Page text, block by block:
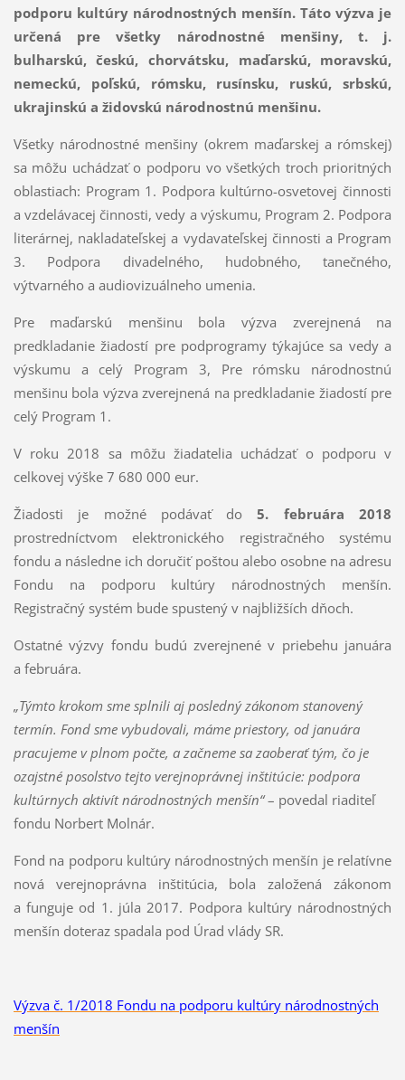
podporu kultúry národnostných menšín. Táto výzva je
určená pre všetky národnostné menšiny, t. j.
bulharskú, českú, chorvátsku, maďarskú, moravskú,
nemeckú, poľskú, rómsku, rusínsku, ruskú, srbskú,
ukrajinskú a židovskú národnostnú menšinu.
Všetky národnostné menšiny (okrem maďarskej a rómskej)
sa môžu uchádzať o podporu vo všetkých troch prioritných
oblastiach: Program 1. Podpora kultúrno-osvetovej činnosti
a vzdelávacej činnosti, vedy a výskumu, Program 2. Podpora
literárnej, nakladateľskej a vydavateľskej činnosti a Program
3. Podpora divadelného, hudobného, tanečného,
výtvarného a audiovizuálneho umenia.
Pre maďarskú menšinu bola výzva zverejnená na
predkladanie žiadostí pre podprogramy týkajúce sa vedy a
výskumu a celý Program 3, Pre rómsku národnostnú
menšinu bola výzva zverejnená na predkladanie žiadostí pre
celý Program 1.
V roku 2018 sa môžu žiadatelia uchádzať o podporu v
celkovej výške 7 680 000 eur.
Žiadosti je možné podávať do5. februára 2018
prostredníctvom elektronického registračného systému
fondu a následne ich doručiť poštou alebo osobne na adresu
Fondu na podporu kultúry národnostných menšín.
Registračný systém bude spustený v najbližších dňoch.
Ostatné výzvy fondu budú zverejnené v priebehu januára
a februára.
„Týmto krokom sme splnili aj posledný zákonom stanovený
termín. Fond sme vybudovali, máme priestory, od januára
pracujeme v plnom počte, a začneme sa zaoberať tým, čo je
ozajstné posolstvo tejto verejnoprávnej inštitúcie: podpora
kultúrnych aktivít národnostných menšín“– povedal riaditeľ
fondu Norbert Molnár.
Fond na podporu kultúry národnostných menšín je relatívne
nová verejnoprávna inštitúcia, bola založená zákonom
a funguje od 1. júla 2017. Podpora kultúry národnostných
menšín doteraz spadala pod Úrad vlády SR.
Výzva č. 1/2018 Fondu na podporu kultúry národnostných
menšín